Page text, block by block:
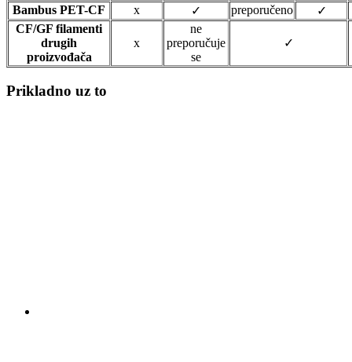
Bambus PET-CF
x ✓ preporučeno
✓
CF/GF filamenti
drugih
proizvođača
x
ne
preporučuje
se
✓
Prikladno uz to